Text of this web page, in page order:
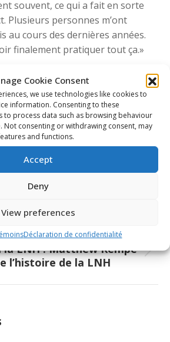
Cookie Consent
we use technologies like cookies to
information. Consenting to these
to process data such as browsing behaviour
Not consenting or withdrawing consent, may
and functions.
Accept
Deny
View preferences
Déclaration de confidentialité
souvent, ce qui a fait en sorte
Plusieurs personnes m’ont
au cours des dernières années.
finalement pratiquer tout ça.»
Share This Article
Share
on
X
Share
on
Share
post:
Tigres-Drakkar – 5
à surveiller
NEXT
Next
post:
la LNH : Matthew Rempe
l’histoire de la LNH